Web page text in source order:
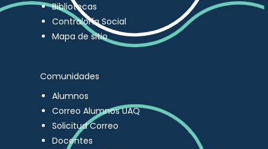
Bibliotecas
Contraloría Social
Mapa de sitio
Comunidades
Alumnos
Correo Alumnos UAQ
Solicitud Correo
Docentes